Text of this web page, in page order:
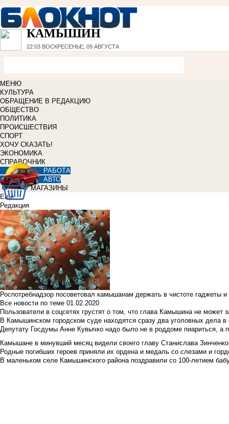
КАМЫШИН
22:03 ВОСКРЕСЕНЬЕ, 09 АВГУСТА
МЕНЮ
КУЛЬТУРА
ОБРАЩЕНИЕ В РЕДАКЦИЮ
ОБЩЕСТВО
ПОЛИТИКА
ПРОИСШЕСТВИЯ
СПОРТ
ХОЧУ СКАЗАТЬ!
ЭКОНОМИКА
СПРАВОЧНИК
РАБОТА
АВТО
МАГАЗИНЫ
Еще
Редакция
Роспотребнадзор посоветовал камышанам держать в чистоте гаджеты
Все новости по теме 01.02.2020
Пользователи в соцсетях грустят о том, что глава Камышина не может
В Камышинском городском суде находятся сразу два уголовных дела
Депутату Госдумы Анне Кувычко надо было не в роддоме пиариться, а
Камышане в минувший месяц видели своего главу Станислава Зинченко
Родные погибших героев приняли их ордена и медаль со слезами и
В маленьком селе Камышинского района поздравили со 100-летием